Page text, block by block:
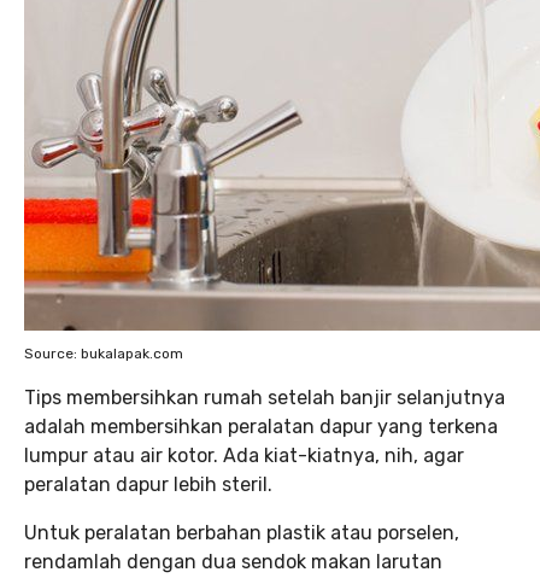
Source: bukalapak.com
Tips membersihkan rumah setelah banjir selanjutnya
adalah membersihkan peralatan dapur yang terkena
lumpur atau air kotor. Ada kiat-kiatnya, nih, agar
peralatan dapur lebih steril.
Untuk peralatan berbahan plastik atau porselen,
rendamlah dengan dua sendok makan larutan